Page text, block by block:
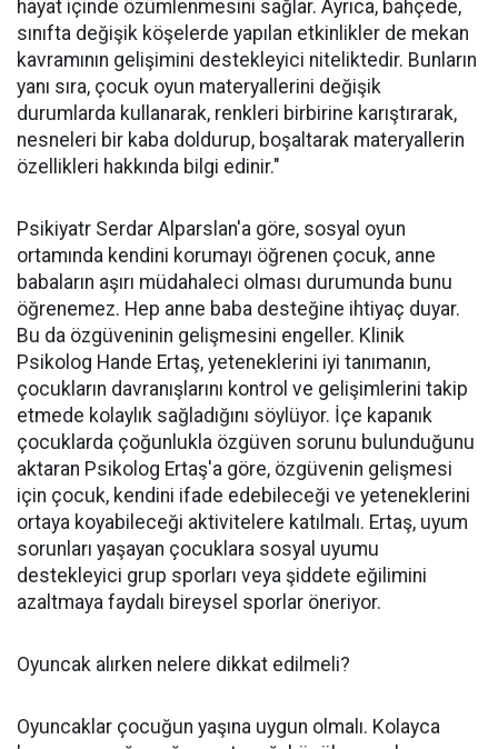
hayat içinde özümlenmesini sağlar. Ayrıca, bahçede,
sınıfta değişik köşelerde yapılan etkinlikler de mekan
kavramının gelişimini destekleyici niteliktedir. Bunların
yanı sıra, çocuk oyun materyallerini değişik
durumlarda kullanarak, renkleri birbirine karıştırarak,
nesneleri bir kaba doldurup, boşaltarak materyallerin
özellikleri hakkında bilgi edinir."
Psikiyatr Serdar Alparslan'a göre, sosyal oyun
ortamında kendini korumayı öğrenen çocuk, anne
babaların aşırı müdahaleci olması durumunda bunu
öğrenemez. Hep anne baba desteğine ihtiyaç duyar.
Bu da özgüveninin gelişmesini engeller. Klinik
Psikolog Hande Ertaş, yeteneklerini iyi tanımanın,
çocukların davranışlarını kontrol ve gelişimlerini takip
etmede kolaylık sağladığını söylüyor. İçe kapanık
çocuklarda çoğunlukla özgüven sorunu bulunduğunu
aktaran Psikolog Ertaş'a göre, özgüvenin gelişmesi
için çocuk, kendini ifade edebileceği ve yeteneklerini
ortaya koyabileceği aktivitelere katılmalı. Ertaş, uyum
sorunları yaşayan çocuklara sosyal uyumu
destekleyici grup sporları veya şiddete eğilimini
azaltmaya faydalı bireysel sporlar öneriyor.
Oyuncak alırken nelere dikkat edilmeli?
Oyuncaklar çocuğun yaşına uygun olmalı. Kolayca